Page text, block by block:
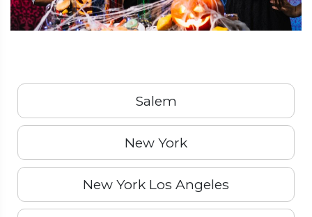
Salem
New York
New York Los Angeles